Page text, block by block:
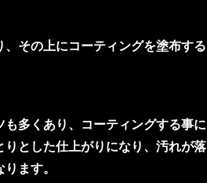
その上にコーティングを塗布す
多くあり、コーティングする事
とした仕上がりになり、汚れが落
ます。